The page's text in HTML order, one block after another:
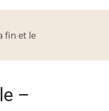
fin et le
–